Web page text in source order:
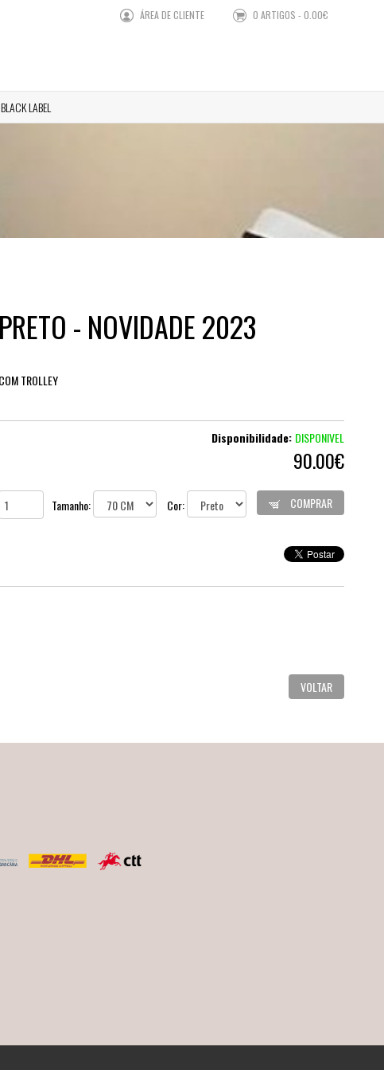
ÁREA DE CLIENTE 0 ARTIGOS - 0.00€
BLACK LABEL
- NOVIDADE 2023
TROLLEY
Disponibilidade: DISPONIVEL
90.00€
Tamanho: Cor: COMPRAR
VOLTAR